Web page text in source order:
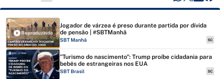
Reproduzindo
Jogador de várzea é preso durante partida por dívida
de pensão | #SBTManhã
SBT Manhã SC
"Turismo do nascimento": Trump proíbe cidadania para
bebês de estrangeiras nos EUA
SBT Brasil SC